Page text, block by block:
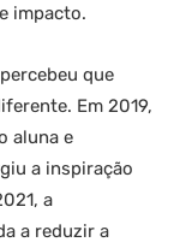
impacto.
que
Em 2019,
aluna e
a inspiração
a
a reduzir a